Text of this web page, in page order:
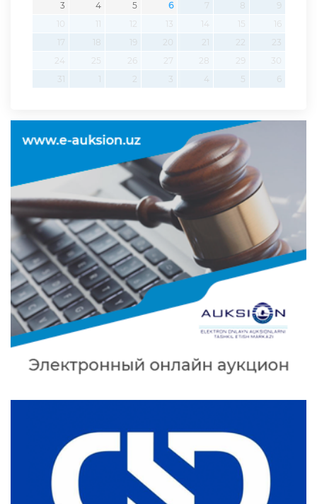
3
4 5 6 7 8
9
10
11 12 13 14 15
16
17
18 19 20 21 22
23
24
25 26 27 28 29
30
31
1 2 3 4 5 6